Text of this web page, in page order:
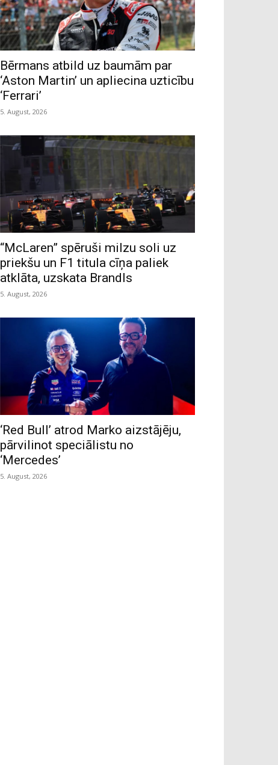
Bērmans atbild uz baumām par
‘Aston Martin’ un apliecina uzticību
‘Ferrari’
5. August, 2026
“McLaren” spēruši milzu soli uz
priekšu un F1 titula cīņa paliek
atklāta, uzskata Brandls
5. August, 2026
‘Red Bull’ atrod Marko aizstājēju,
pārvilinot speciālistu no
‘Mercedes’
5. August, 2026